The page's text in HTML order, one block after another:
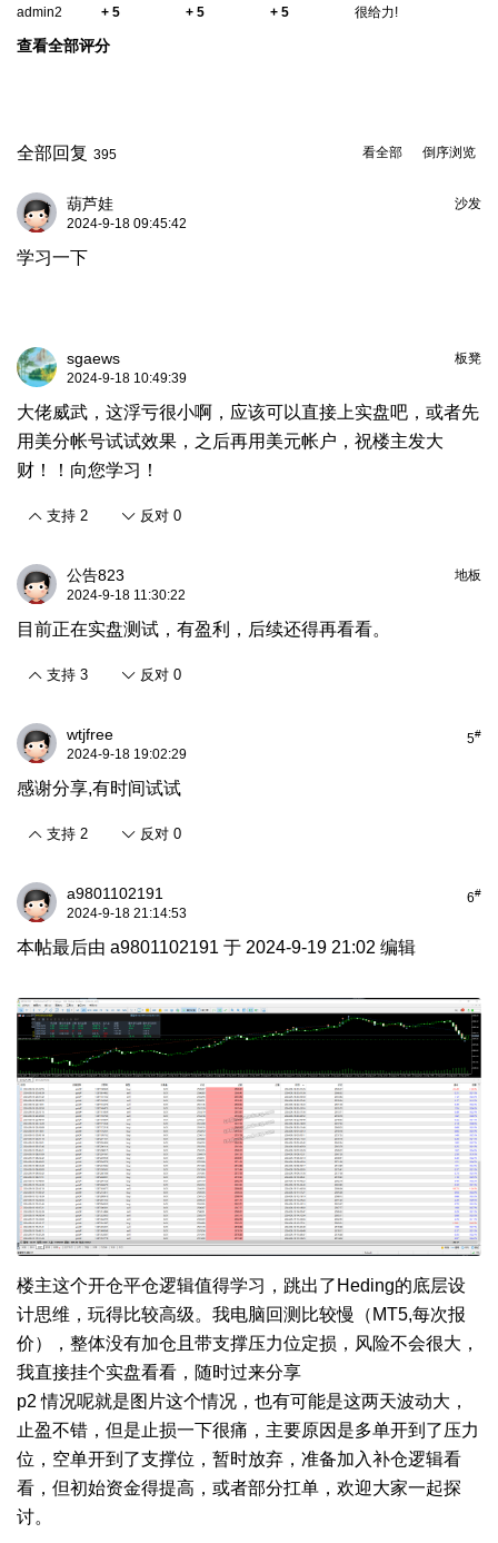
admin2 + 5 + 5 + 5 很给力!
查看全部评分
倒序浏览
看全部
全部回复 395
沙发
葫芦娃
2024-9-18 09:45:42
学习一下
板凳
sgaews
2024-9-18 10:49:39
大佬威武，这浮亏很小啊，应该可以直接上实盘吧，或者先
用美分帐号试试效果，之后再用美元帐户，祝楼主发大
财！！向您学习！
支持 2 反对 0
地板
公告823
2024-9-18 11:30:22
目前正在实盘测试，有盈利，后续还得再看看。
支持 3 反对 0
5#
wtjfree
2024-9-18 19:02:29
感谢分享,有时间试试
支持 2 反对 0
6#
a9801102191
2024-9-18 21:14:53
本帖最后由 a9801102191 于 2024-9-19 21:02 编辑
楼主这个开仓平仓逻辑值得学习，跳出了Heding的底层设
计思维，玩得比较高级。我电脑回测比较慢（MT5,每次报
价），整体没有加仓且带支撑压力位定损，风险不会很大，
我直接挂个实盘看看，随时过来分享
p2 情况呢就是图片这个情况，也有可能是这两天波动大，
止盈不错，但是止损一下很痛，主要原因是多单开到了压力
位，空单开到了支撑位，暂时放弃，准备加入补仓逻辑看
看，但初始资金得提高，或者部分扛单，欢迎大家一起探
讨。